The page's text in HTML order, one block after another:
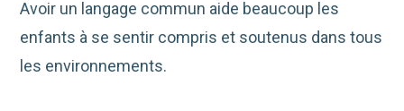
Avoir un langage commun aide beaucoup les
enfants à se sentir compris et soutenus dans tous
les environnements.